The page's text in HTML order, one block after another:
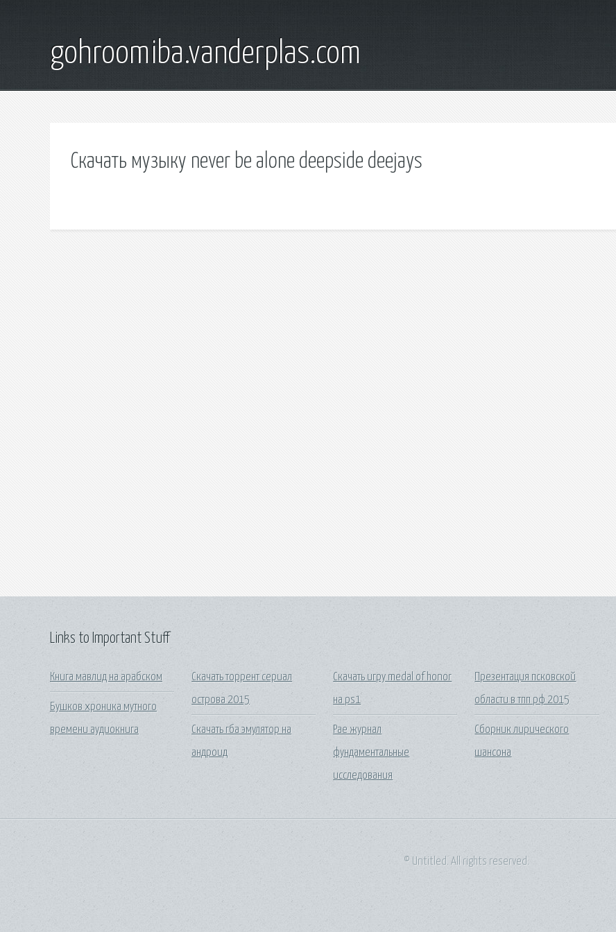
gohroomiba.vanderplas.com
Скачать музыку never be alone deepside deejays
Links to Important Stuff
Книга мавлид на арабском
Бушков хроника мутного
времени аудиокнига
Скачать торрент сериал
острова 2015
Скачать гба эмулятор на
андроид
Скачать игру medal of honor
на ps1
Рае журнал
фундаментальные
исследования
Презентация псковской
области в тпп рф 2015
Сборник лирического
шансона
© Untitled. All rights reserved.